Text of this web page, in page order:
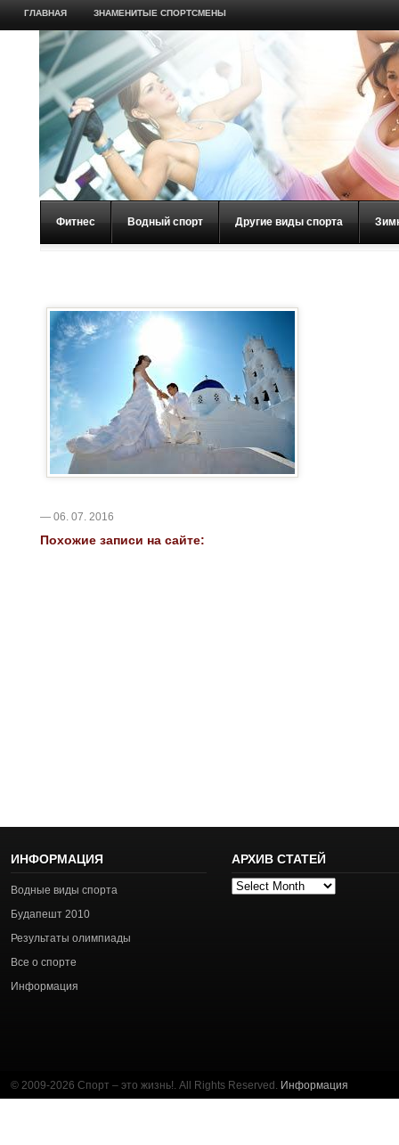
ГЛАВНАЯ ЗНАМЕНИТЫЕ СПОРТСМЕНЫ
Фитнес Водный спорт Другие виды спорта
— 06. 07. 2016
Похожие записи на сайте:
ИНФОРМАЦИЯ
Водные виды спорта
Будапешт 2010
Результаты олимпиады
Все о спорте
Информация
АРХИВ СТАТЕЙ
Архив
© 2009-2026 Спорт – это жизнь!. All Rights Reserved. Информация